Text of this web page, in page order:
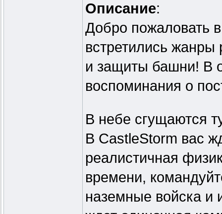
Описание:
Добро пожаловать
встретились
и защиты башни! В
воспоминания о
В небе сгущаются
В CastleStorm вас
реалистичная
времени,
наземные войска и